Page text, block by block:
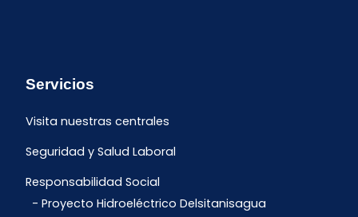
Servicios
Visita nuestras centrales
Seguridad y Salud Laboral
Responsabilidad Social
Proyecto Hidroeléctrico Delsitanisagua